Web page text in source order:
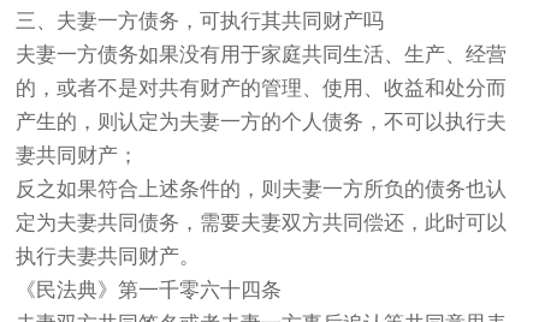
三、夫妻一方债务，可执行其共同财产吗
夫妻一方债务如果没有用于家庭共同生活、生产、经营
的，或者不是对共有财产的管理、使用、收益和处分而
产生的，则认定为夫妻一方的个人债务，不可以执行夫
妻共同财产；
反之如果符合上述条件的，则夫妻一方所负的债务也认
定为夫妻共同债务，需要夫妻双方共同偿还，此时可以
执行夫妻共同财产。
《民法典》第一千零六十四条